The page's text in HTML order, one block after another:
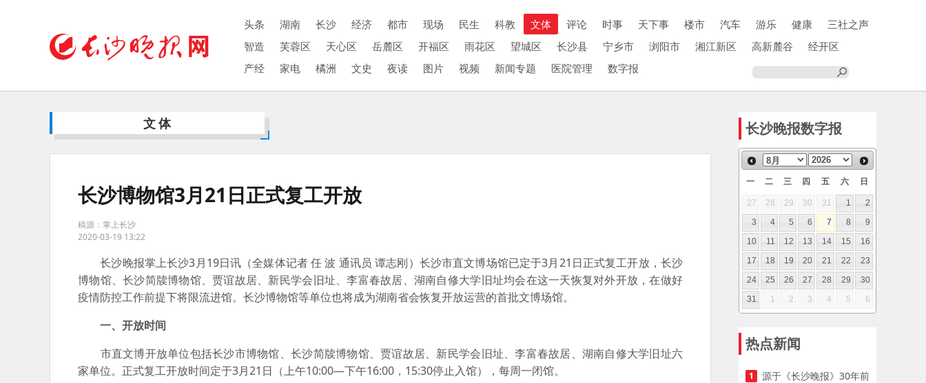
头条 湖南 长沙 经济 都市 现场 民生 科教 文体 评论 时事 天下事 楼市 汽车 游乐 健康
三社之声
智造
芙蓉区 天心区 岳麓区 开福区 雨花区 望城区 长沙县 宁乡市 浏阳市 湘江新区 高新麓谷
经开区
产经
家电 橘洲 文史 夜读 图片 视频 新闻专题 医院管理 数字报
文体
长沙博物馆3月21日正式复工开放
稿源：掌上长沙
2020-03-19 13:22
长沙晚报掌上长沙3月19日讯（全媒体记者 任 波 通讯员 谭志刚）长沙市直文博场馆已定于3月21日正式复工开放，长沙
博物馆、长沙简牍博物馆、贾谊故居、新民学会旧址、李富春故居、湖南自修大学旧址均会在这一天恢复对外开放，在做好
疫情防控工作前提下将限流进馆。长沙博物馆等单位也将成为湖南省会恢复开放运营的首批文博场馆。
一、开放时间
市直文博开放单位包括长沙市博物馆、长沙简牍博物馆、贾谊故居、新民学会旧址、李富春故居、湖南自修大学旧址六
家单位。正式复工开放时间定于3月21日（上午10:00—下午16:00，15:30停止入馆），每周一闭馆。
长沙晚报数字报
一 二 三 四 五 六 日
27 28 29 30 31 1
2
3
4 5 6 7 8
9
10
11 12 13 14 15
16
17
18 19 20 21 22
23
24
25 26 27 28 29
30
31
1 2 3 4 5 6
热点新闻
1
源于《长沙晚报》30年前